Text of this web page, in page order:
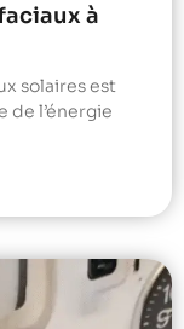
à
solaires est
l’énergie